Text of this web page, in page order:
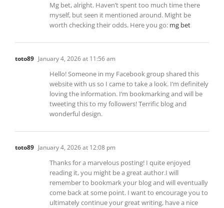
Mg bet, alright. Haven’t spent too much time there
myself, but seen it mentioned around. Might be
worth checking their odds. Here you go: mg bet
toto89 January 4, 2026 at 11:56 am
Hello! Someone in my Facebook group shared this
website with us so I came to take a look. I’m definitely
loving the information. I’m bookmarking and will be
tweeting this to my followers! Terrific blog and
wonderful design.
toto89 January 4, 2026 at 12:08 pm
Thanks for a marvelous posting! I quite enjoyed
reading it, you might be a great author.I will
remember to bookmark your blog and will eventually
come back at some point. I want to encourage you to
ultimately continue your great writing, have a nice